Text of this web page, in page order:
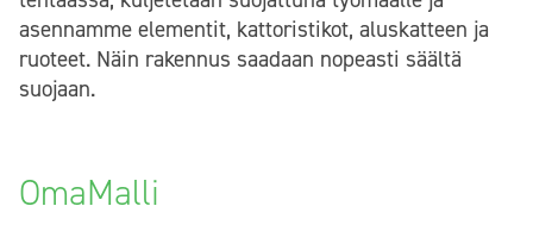
asennamme elementit, kattoristikot, aluskatteen ja
ruoteet. Näin rakennus saadaan nopeasti säältä
suojaan.
OmaMalli